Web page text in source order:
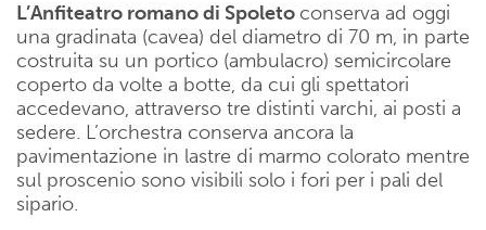
L’Anfiteatro romano di Spoletoconserva ad oggi
una gradinata (cavea) del diametro di 70 m, in parte
costruita su un portico (ambulacro) semicircolare
coperto da volte a botte, da cui gli spettatori
accedevano, attraverso tre distinti varchi, ai posti a
sedere. L’orchestra conserva ancora la
pavimentazione in lastre di marmo colorato mentre
sul proscenio sono visibili solo i fori per i pali del
sipario.